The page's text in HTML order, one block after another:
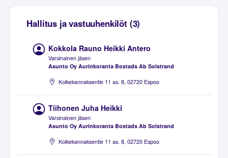
Hallitus ja vastuuhenkilöt (3)
Kokkola Rauno Heikki Antero
Varsinainen jäsen
Asunto Oy Aurinkoranta Bostads Ab Solstrand
Kolkekannaksentie 11 as. 8, 02720 Espoo
Tiihonen Juha Heikki
Varsinainen jäsen
Asunto Oy Aurinkoranta Bostads Ab Solstrand
Kolkekannaksentie 11 as. 8, 02720 Espoo